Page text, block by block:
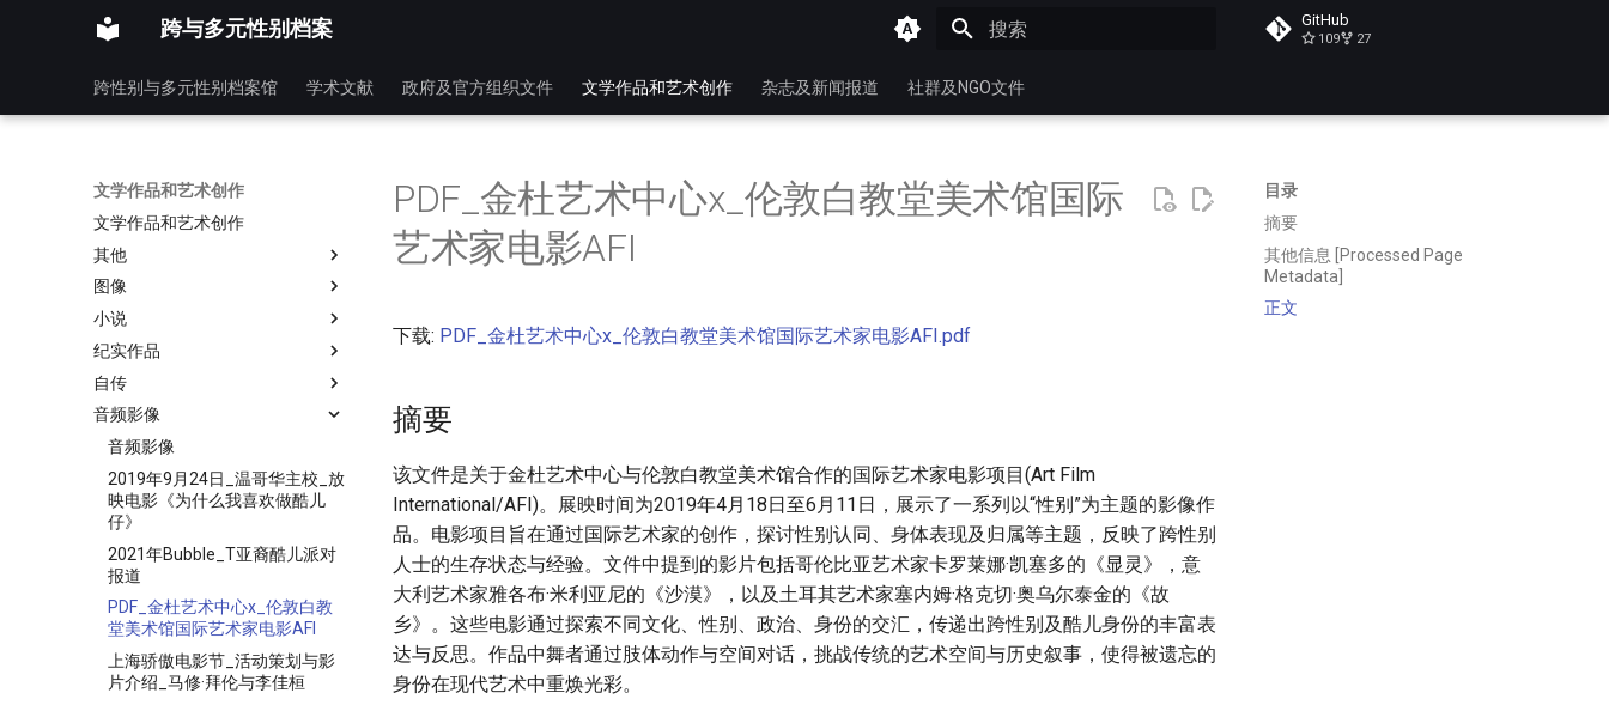
跨与多元性别档案 GitHub
109 27
跨性别与多元性别档案馆 学术文献 政府及官方组织文件 文学作品和艺术创作 杂志及新闻报道 社群及NGO文件
文学作品和艺术创作
文学作品和艺术创作
其他
图像
小说
纪实作品
自传
音频影像
音频影像
2019年9月24日_温哥华主校_放
映电影《为什么我喜欢做酷儿
仔》
2021年Bubble_T亚裔酷儿派对
报道
PDF_金杜艺术中心x_伦敦白教
堂美术馆国际艺术家电影AFI
上海骄傲电影节_活动策划与影
片介绍_马修·拜伦与李佳桓
目录
摘要
其他信息 [Processed Page
Metadata]
正文
PDF_金杜艺术中心x_伦敦白教堂美术馆国际
艺术家电影AFI
下载: PDF_金杜艺术中心x_伦敦白教堂美术馆国际艺术家电影AFI.pdf
摘要
该文件是关于金杜艺术中心与伦敦白教堂美术馆合作的国际艺术家电影项目(Art Film
International/AFI)。展映时间为2019年4月18日至6月11日，展示了一系列以“性别”为主题的影像作
品。电影项目旨在通过国际艺术家的创作，探讨性别认同、身体表现及归属等主题，反映了跨性别
人士的生存状态与经验。文件中提到的影片包括哥伦比亚艺术家卡罗莱娜·凯塞多的《显灵》，意
大利艺术家雅各布·米利亚尼的《沙漠》，以及土耳其艺术家塞内姆·格克切·奥乌尔泰金的《故
乡》。这些电影通过探索不同文化、性别、政治、身份的交汇，传递出跨性别及酷儿身份的丰富表
达与反思。作品中舞者通过肢体动作与空间对话，挑战传统的艺术空间与历史叙事，使得被遗忘的
身份在现代艺术中重焕光彩。